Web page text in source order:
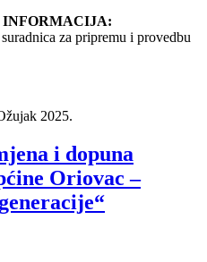
INFORMACIJA:
za pripremu i provedbu
2025.
i dopuna
Oriovac –